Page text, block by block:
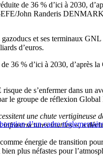
de 36 % d’ici à 2030,
EFE/John Randeris
et ses terminaux
d’euros.
36 % d’ici à 2030, d’après
de s’enfermer dans un
le groupe de réflexion
d’un cadre
une chute
infrastructures inutiles», a
énergie de transition
plus néfastes pour